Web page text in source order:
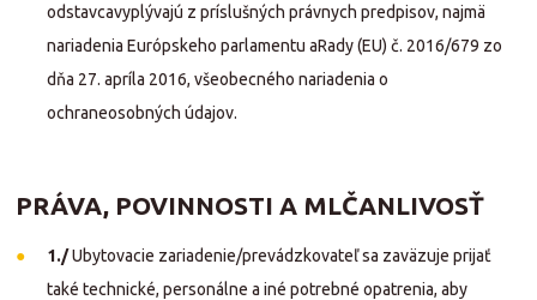
odstavcavyplývajú z príslušných právnych predpisov, najmä
nariadenia Európskeho parlamentu aRady (EU) č. 2016/679 zo
dňa 27. apríla 2016, všeobecného nariadenia o
ochraneosobných údajov.
PRÁVA, POVINNOSTI A MLČANLIVOSŤ
1./Ubytovacie zariadenie/prevádzkovateľ sa zaväzuje prijať
také technické, personálne a iné potrebné opatrenia, aby